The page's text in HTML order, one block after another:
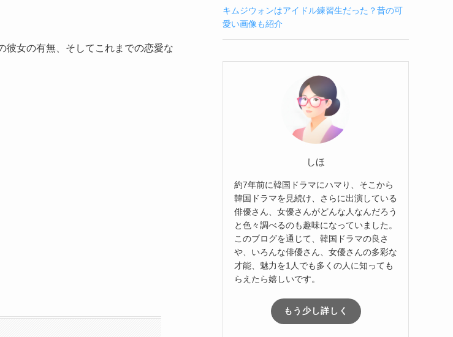
彼女の有無、そしてこれまでの恋愛な
キムジウォンはアイドル練習生だった？昔の可
愛い画像も紹介
しほ
約7年前に韓国ドラマにハマり、そこから
韓国ドラマを見続け、さらに出演している
俳優さん、女優さんがどんな人なんだろう
と色々調べるのも趣味になっていました。
このブログを通じて、韓国ドラマの良さ
や、いろんな俳優さん、女優さんの多彩な
才能、魅力を1人でも多くの人に知っても
らえたら嬉しいです。
もう少し詳しく